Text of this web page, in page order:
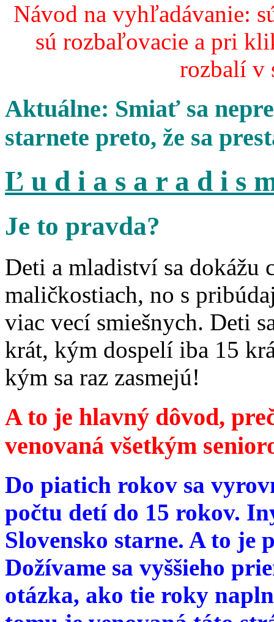
Návod na vyhľadávanie:
sú rozbaľovacie a pri
rozbalí v
Aktuálne: Smiať sa
starnete preto, že sa
Ľ u d i a s a r a d i s
Je to pravda?
Deti a mladiství sa dokážu
maličkostiach, no s
viac vecí smiešnych. Deti
krát, kým dospelí iba 15
kým sa raz zasmejú!
A to je hlavný dôvod,
venovaná všetkým
Do piatich rokov sa
počtu detí do 15 rokov.
Slovensko starne. A to je
Dožívame sa vyššieho
otázka, ako tie roky